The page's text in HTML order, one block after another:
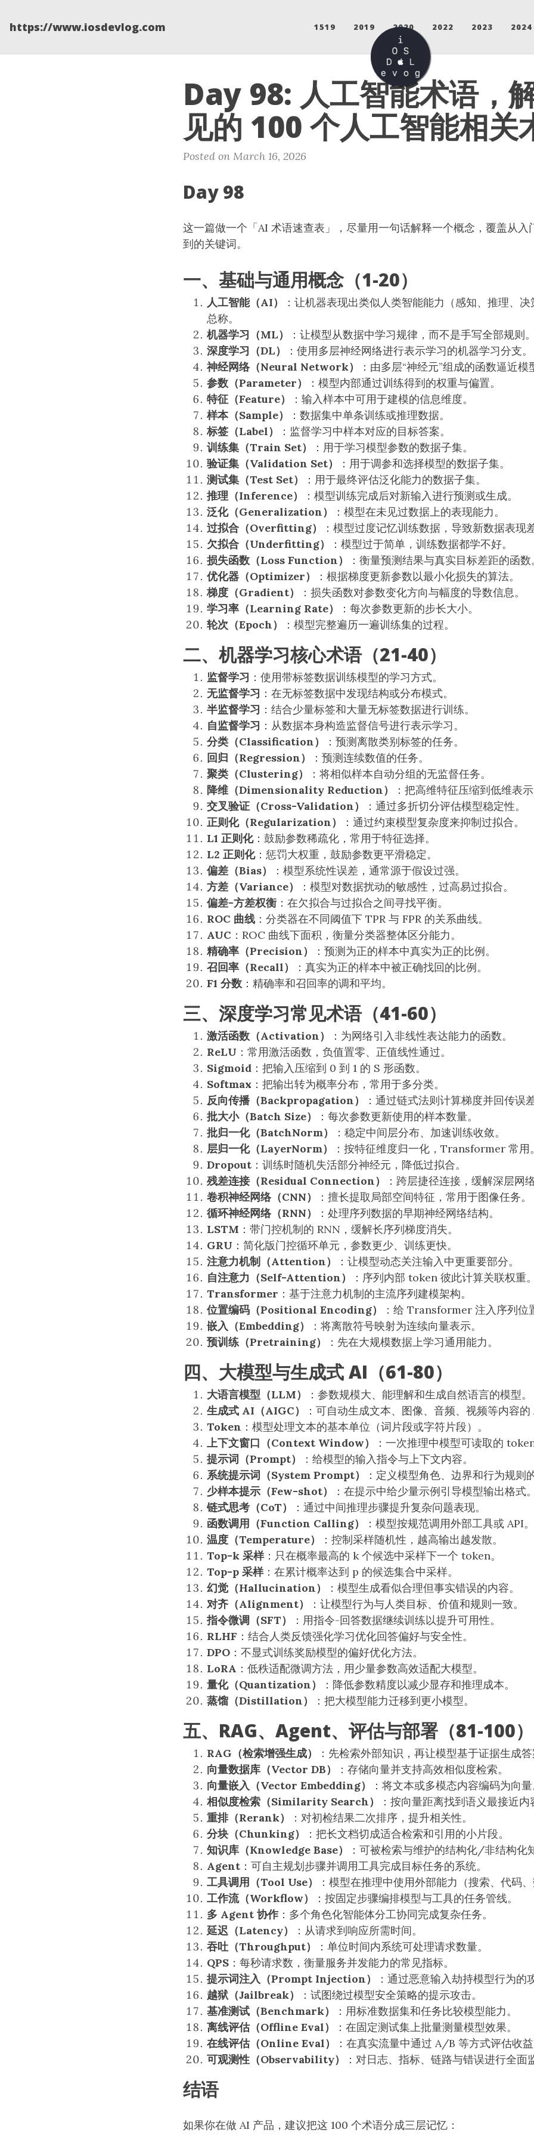
https://www.iosdevlog.com 1519 2019 2020 2022 2023 2024
Day 98: 人工智能术语，
见的 100 个人工智能相关
Posted on March 16, 2026
Day 98
这一篇做一个「AI 术语速查表」，尽量用一句话解释一个概念，覆盖从入
到的关键词。
一、基础与通用概念（1-20）
人工智能（AI）
：让机器表现出类似人类智能能力（感知、推理、
总称。
机器学习（ML）
：让模型从数据中学习规律，而不是手写全部规则。
深度学习（DL）
：使用多层神经网络进行表示学习的机器学习分支。
神经网络（Neural Network）
：由多层“神经元”组成的函数逼近模
参数（Parameter）
：模型内部通过训练得到的权重与偏置。
特征（Feature）
：输入样本中可用于建模的信息维度。
样本（Sample）
：数据集中单条训练或推理数据。
标签（Label）
：监督学习中样本对应的目标答案。
训练集（Train Set）
：用于学习模型参数的数据子集。
验证集（Validation Set）
：用于调参和选择模型的数据子集。
测试集（Test Set）
：用于最终评估泛化能力的数据子集。
推理（Inference）
：模型训练完成后对新输入进行预测或生成。
泛化（Generalization）
：模型在未见过数据上的表现能力。
过拟合（Overfitting）
：模型过度记忆训练数据，导致新数据表现差
欠拟合（Underfitting）
：模型过于简单，训练数据都学不好。
损失函数（Loss Function）
：衡量预测结果与真实目标差距的函数
优化器（Optimizer）
：根据梯度更新参数以最小化损失的算法。
梯度（Gradient）
：损失函数对参数变化方向与幅度的导数信息。
学习率（Learning Rate）
：每次参数更新的步长大小。
轮次（Epoch）
：模型完整遍历一遍训练集的过程。
二、机器学习核心术语（21-40）
监督学习 ：使用带标签数据训练模型的学习方式。
无监督学习 ：在无标签数据中发现结构或分布模式。
半监督学习 ：结合少量标签和大量无标签数据进行训练。
自监督学习 ：从数据本身构造监督信号进行表示学习。
分类（Classification）
：预测离散类别标签的任务。
回归（Regression）
：预测连续数值的任务。
聚类（Clustering）
：将相似样本自动分组的无监督任务。
降维（Dimensionality Reduction）
：把高维特征压缩到低维表示
交叉验证（Cross-Validation）
：通过多折切分评估模型稳定性。
正则化（Regularization）
：通过约束模型复杂度来抑制过拟合。
L1 正则化：鼓励参数稀疏化，常用于特征选择。
L2 正则化：惩罚大权重，鼓励参数更平滑稳定。
偏差（Bias）
：模型系统性误差，通常源于假设过强。
方差（Variance）
：模型对数据扰动的敏感性，过高易过拟合。
偏差-方差权衡 ：在欠拟合与过拟合之间寻找平衡。
ROC 曲线 ：分类器在不同阈值下 TPR 与 FPR 的关系曲线。
AUC ：ROC 曲线下面积，衡量分类器整体区分能力。
精确率（Precision）
：预测为正的样本中真实为正的比例。
召回率（Recall）
：真实为正的样本中被正确找回的比例。
F1 分数 ：精确率和召回率的调和平均。
三、深度学习常见术语（41-60）
激活函数（Activation）
：为网络引入非线性表达能力的函数。
ReLU ：常用激活函数，负值置零、正值线性通过。
Sigmoid ：把输入压缩到 0 到 1 的 S 形函数。
Softmax ：把输出转为概率分布，常用于多分类。
反向传播（Backpropagation）
：通过链式法则计算梯度并回传误差
批大小（Batch Size）
：每次参数更新使用的样本数量。
批归一化（BatchNorm）
：稳定中间层分布、加速训练收敛。
层归一化（LayerNorm）
：按特征维度归一化，Transformer 常用。
Dropout ：训练时随机失活部分神经元，降低过拟合。
残差连接（Residual Connection）
：跨层捷径连接，缓解深层网络
卷积神经网络（CNN）
：擅长提取局部空间特征，常用于图像任务。
循环神经网络（RNN）
：处理序列数据的早期神经网络结构。
LSTM ：带门控机制的 RNN，缓解长序列梯度消失。
GRU ：简化版门控循环单元，参数更少、训练更快。
注意力机制（Attention）
：让模型动态关注输入中更重要部分。
自注意力（Self-Attention）
：序列内部 token 彼此计算关联权重。
Transformer ：基于注意力机制的主流序列建模架构。
位置编码（Positional Encoding）
：给 Transformer 注入序列位
嵌入（Embedding）
：将离散符号映射为连续向量表示。
预训练（Pretraining）
：先在大规模数据上学习通用能力。
四、大模型与生成式 AI（61-80）
大语言模型（LLM）
：参数规模大、能理解和生成自然语言的模型。
生成式 AI（AIGC）
：可自动生成文本、图像、音频、视频等内容的
Token ：模型处理文本的基本单位（词片段或字符片段）。
上下文窗口（Context Window）
：一次推理中模型可读取的 token
提示词（Prompt）
：给模型的输入指令与上下文内容。
系统提示词（System Prompt）
：定义模型角色、边界和行为规则
少样本提示（Few-shot）
：在提示中给少量示例引导模型输出格式。
链式思考（CoT）
：通过中间推理步骤提升复杂问题表现。
函数调用（Function Calling）
：模型按规范调用外部工具或 API。
温度（Temperature）
：控制采样随机性，越高输出越发散。
Top-k 采样：只在概率最高的 k 个候选中采样下一个 token。
Top-p 采样：在累计概率达到 p 的候选集合中采样。
幻觉（Hallucination）
：模型生成看似合理但事实错误的内容。
对齐（Alignment）
：让模型行为与人类目标、价值和规则一致。
指令微调（SFT）
：用指令-回答数据继续训练以提升可用性。
RLHF ：结合人类反馈强化学习优化回答偏好与安全性。
DPO ：不显式训练奖励模型的偏好优化方法。
LoRA ：低秩适配微调方法，用少量参数高效适配大模型。
量化（Quantization）
：降低参数精度以减少显存和推理成本。
蒸馏（Distillation）
：把大模型能力迁移到更小模型。
五、RAG、Agent、评估与部署（81-100）
RAG（检索增强生成）
：先检索外部知识，再让模型基于证据生成答
向量数据库（Vector DB）
：存储向量并支持高效相似度检索。
向量嵌入（Vector Embedding）
：将文本或多模态内容编码为向量
相似度检索（Similarity Search）
：按向量距离找到语义最接近内
重排（Rerank）
：对初检结果二次排序，提升相关性。
分块（Chunking）
：把长文档切成适合检索和引用的小片段。
知识库（Knowledge Base）
：可被检索与维护的结构化/非结构化
Agent ：可自主规划步骤并调用工具完成目标任务的系统。
工具调用（Tool Use）
：模型在推理中使用外部能力（搜索、代码、
工作流（Workflow）
：按固定步骤编排模型与工具的任务管线。
多 Agent 协作：多个角色化智能体分工协同完成复杂任务。
延迟（Latency）
：从请求到响应所需时间。
吞吐（Throughput）
：单位时间内系统可处理请求数量。
QPS ：每秒请求数，衡量服务并发能力的常见指标。
提示词注入（Prompt Injection）
：通过恶意输入劫持模型行为的
越狱（Jailbreak）
：试图绕过模型安全策略的提示攻击。
基准测试（Benchmark）
：用标准数据集和任务比较模型能力。
离线评估（Offline Eval）
：在固定测试集上批量测量模型效果。
在线评估（Online Eval）
：在真实流量中通过 A/B 等方式评估收益
可观测性（Observability）
：对日志、指标、链路与错误进行全面
结语
如果你在做 AI 产品，建议把这 100 个术语分成三层记忆：